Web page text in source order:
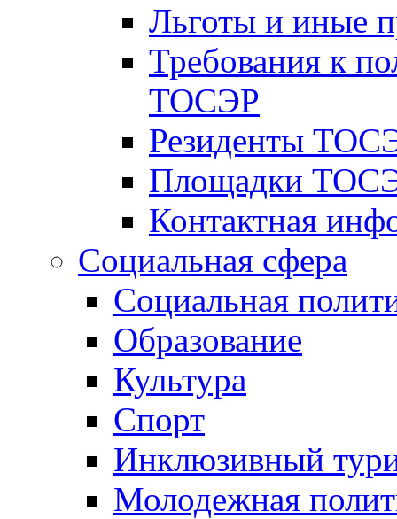
Льготы и иные
Требования к
ТОСЭР
Резиденты
Площадки
Контактная
Социальная сфера
Социальная
Образование
Культура
Спорт
Инклюзивный
Молодежная